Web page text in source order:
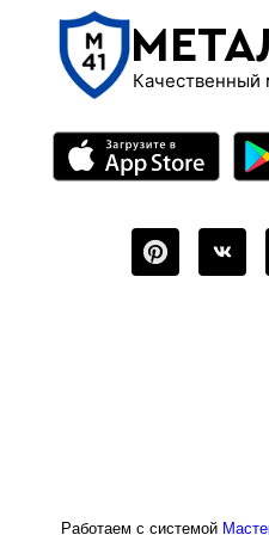
Качественный
Работаем с системой